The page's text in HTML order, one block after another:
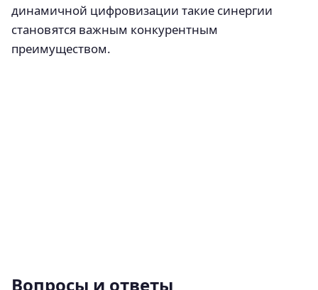
динамичной цифровизации такие синергии
становятся важным конкурентным
преимуществом.
Вопросы и ответы